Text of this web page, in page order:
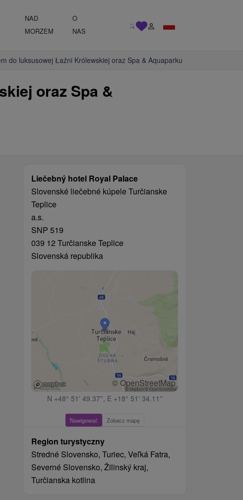
NAD
MORZEM
O
NAS
do luksusowej Łaźni Królewskiej oraz Spa & Aquaparku
oraz Spa &
Liečebný hotel Royal Palace
Slovenské liečebné kúpele Turčianske
Teplice
a.s.
SNP 519
039 12 Turčianske Teplice
Slovenská republika
© OpenStreetMap
N +48° 51' 49.37'', E +18° 51' 34.11''
Nawigować Zobacz mapę
Region turystyczny
Stredné Slovensko, Turiec, Veľká Fatra,
Severné Slovensko, Žilinský kraj,
Turčianska kotlina